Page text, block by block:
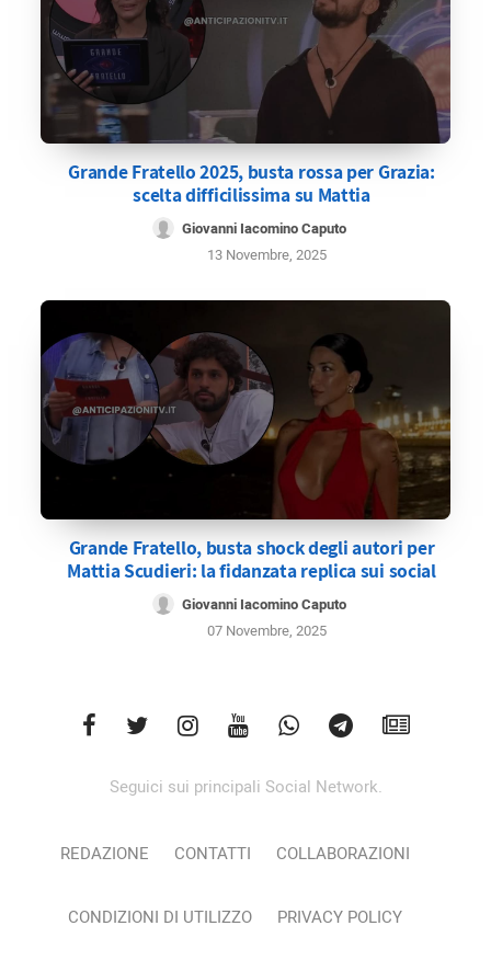
Grande Fratello 2025, busta rossa per Grazia:
scelta difficilissima su Mattia
Giovanni Iacomino Caputo
13 Novembre, 2025
Grande Fratello, busta shock degli autori per
Mattia Scudieri: la fidanzata replica sui social
Giovanni Iacomino Caputo
07 Novembre, 2025
Seguici sui principali Social Network.
REDAZIONE CONTATTI COLLABORAZIONI
CONDIZIONI DI UTILIZZO PRIVACY POLICY